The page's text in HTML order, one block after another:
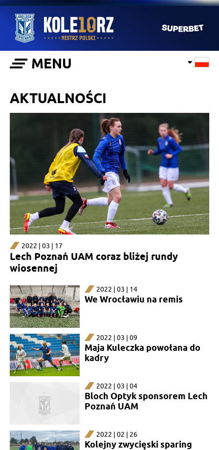
MENU
AKTUALNOŚCI
2022 | 03 | 17
Lech Poznań UAM coraz bliżej rundy
wiosennej
2022 | 03 | 14
We Wrocławiu na remis
2022 | 03 | 09
Maja Kuleczka powołana do
kadry
2022 | 03 | 04
Bloch Optyk sponsorem Lech
Poznań UAM
2022 | 02 | 26
Kolejny zwycięski sparing